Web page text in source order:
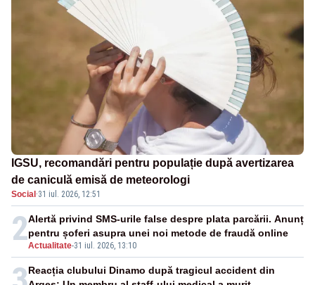
IGSU, recomandări pentru populație după avertizarea
de caniculă emisă de meteorologi
Social ·31 iul. 2026, 12:51
2Actualitate-31 iul. 2026, 13:10
Alertă privind SMS-urile false despre plata parcării. Anunț
pentru șoferi asupra unei noi metode de fraudă online
Reacția clubului Dinamo după tragicul accident din